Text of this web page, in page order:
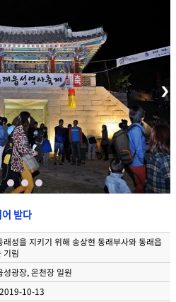
받다
래성을 지키기 위해 송상현 동래부사와 동래읍
기림
광장, 온천장 일원
10-13